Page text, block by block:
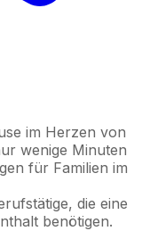
im Herzen von
wenige Minuten
für Familien im
die eine
benötigen.